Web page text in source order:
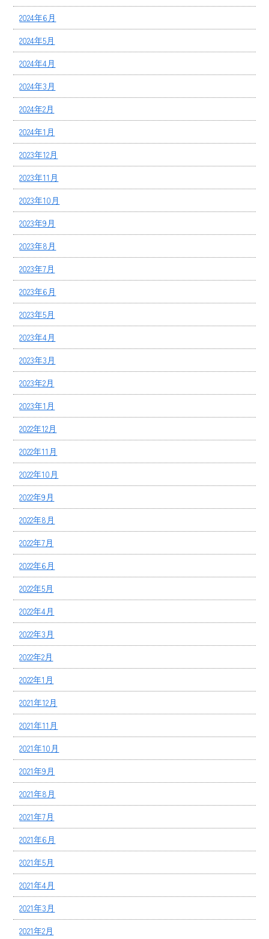
2024年6月
2024年5月
2024年4月
2024年3月
2024年2月
2024年1月
2023年12月
2023年11月
2023年10月
2023年9月
2023年8月
2023年7月
2023年6月
2023年5月
2023年4月
2023年3月
2023年2月
2023年1月
2022年12月
2022年11月
2022年10月
2022年9月
2022年8月
2022年7月
2022年6月
2022年5月
2022年4月
2022年3月
2022年2月
2022年1月
2021年12月
2021年11月
2021年10月
2021年9月
2021年8月
2021年7月
2021年6月
2021年5月
2021年4月
2021年3月
2021年2月